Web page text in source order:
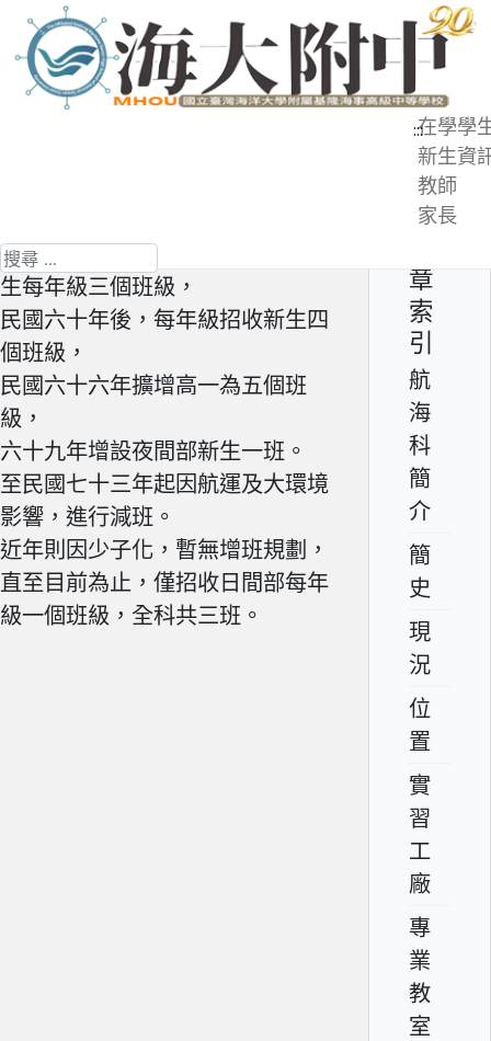
到
:::在學學
新生資
教師
家長
搜尋
章
索
引
航
海
科
簡
介
簡
史
現
況
位
置
實
習
工
廠
專
業
教
室
本科成立於民國五十九年，招收新
生每年級三個班級，
民國六十年後，每年級招收新生四
個班級，
民國六十六年擴增高一為五個班
級，
六十九年增設夜間部新生一班。
至民國七十三年起因航運及大環境
影響，進行減班。
近年則因少子化，暫無增班規劃，
直至目前為止，僅招收日間部每年
級一個班級，全科共三班。